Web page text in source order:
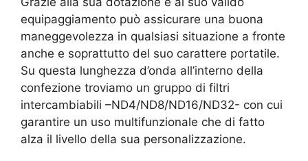
equipaggiamento può assicurare una buona
maneggevolezza in qualsiasi situazione a fronte
anche e soprattutto del suo carattere portatile.
Su questa lunghezza d’onda all’interno della
confezione troviamo un gruppo di filtri
intercambiabili –ND4/ND8/ND16/ND32- con cui
garantire un uso multifunzionale che di fatto
alza il livello della sua personalizzazione.